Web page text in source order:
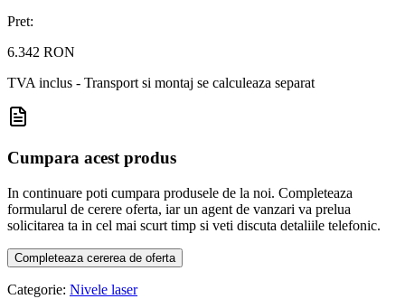
Pret:
6.342 RON
TVA inclus - Transport si montaj se calculeaza separat
Cumpara acest produs
In continuare poti cumpara produsele de la noi. Completeaza
formularul de cerere oferta, iar un agent de vanzari va prelua
solicitarea ta in cel mai scurt timp si veti discuta detaliile telefonic.
Completeaza cererea de oferta
Categorie: Nivele laser